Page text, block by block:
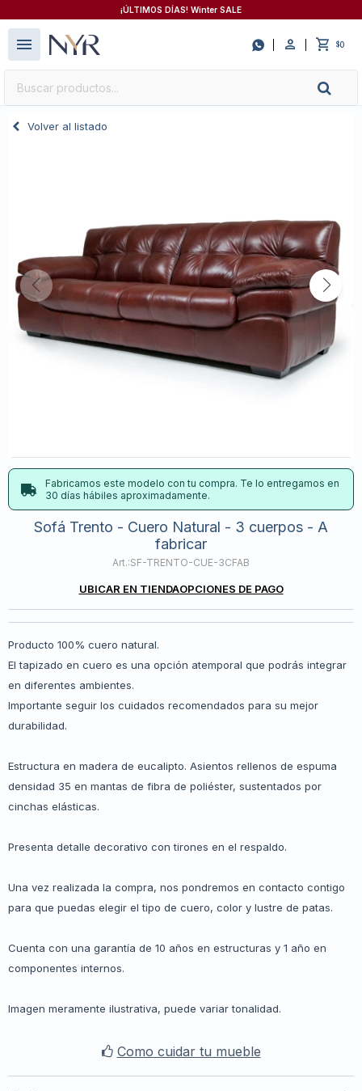
¡ÚLTIMOS DÍAS! Winter SALE
 $0
menu
Volver al listado
Fabricamos este modelo con tu compra. Te lo entregamos en
30 días hábiles aproximadamente.
Sofá Trento - Cuero Natural - 3 cuerpos - A
fabricar
SF-TRENTO-CUE-3CFAB
UBICAR EN TIENDAOPCIONES DE PAGO
Producto 100% cuero natural.
El tapizado en cuero es una opción atemporal que podrás integrar
en diferentes ambientes.
Importante seguir los cuidados recomendados para su mejor
durabilidad.
Estructura en madera de eucalipto. Asientos rellenos de espuma
densidad 35 en mantas de fibra de poliéster, sustentados por
cinchas elásticas.
Presenta detalle decorativo con tirones en el respaldo.
Una vez realizada la compra, nos pondremos en contacto contigo
para que puedas elegir el tipo de cuero, color y lustre de patas.
Cuenta con una garantía de 10 años en estructuras y 1 año en
componentes internos.
Imagen meramente ilustrativa, puede variar tonalidad.
Como cuidar tu mueble
close